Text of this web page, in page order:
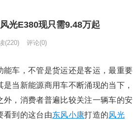
光E380现只需9.48万起
(220) 评论(0)
能车，不管是货运还是客运，最重要
当新能源商用车不断涌现的当下，
外，消费者普遍比较关注一辆车的安
看到的这台由东风小康打造的风光